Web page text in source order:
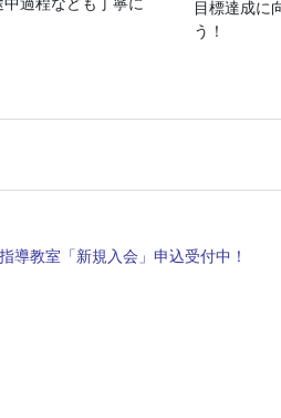
目標達成に
う！
導教室「新規入会」申込受付中！